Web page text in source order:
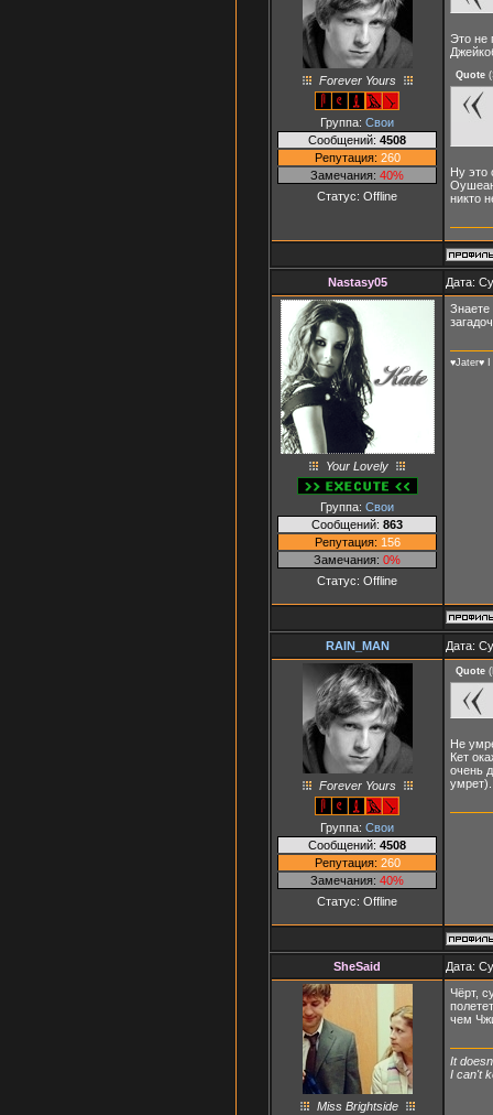
Forever Yours
Группа: Свои
Сообщений: 4508
Репутация: 260
Замечания: 40%
Статус: Offline
Это не
Quote (
Ну это
никто
Nastasy05 Дата:
Your Lovely
Группа: Свои
Сообщений: 863
Репутация: 156
Замечания: 0%
Статус: Offline
Знаете
♥Jater♥ I
RAIN_MAN Дата:
Forever Yours
Группа: Свои
Сообщений: 4508
Репутация: 260
Замечания: 40%
Статус: Offline
Quote (
Не
Кет
очень
SheSaid Дата:
Miss Brightside
Чёрт,
чем
It
I can't